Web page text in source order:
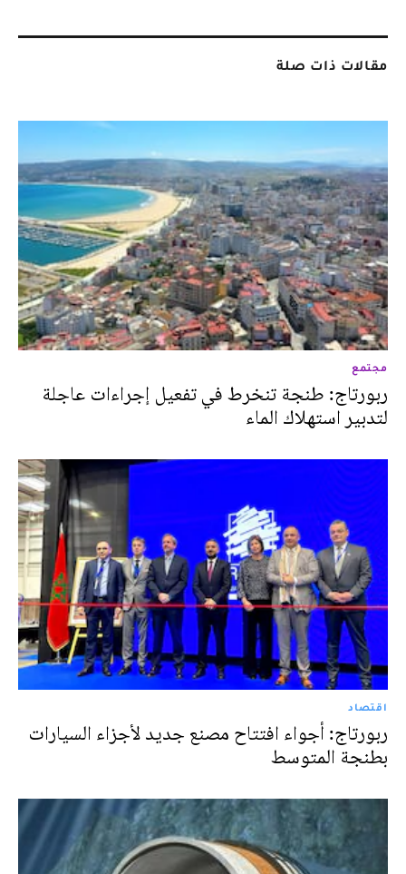
مقالات ذات صلة
مجتمع
ربورتاج: طنجة تنخرط في تفعيل إجراءات عاجلة
لتدبير استهلاك الماء
اقتصاد
ربورتاج: أجواء افتتاح مصنع جديد لأجزاء السيارات
بطنجة المتوسط